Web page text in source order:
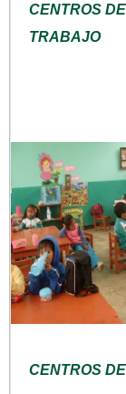
CENTROS
TRABAJO
CENTROS